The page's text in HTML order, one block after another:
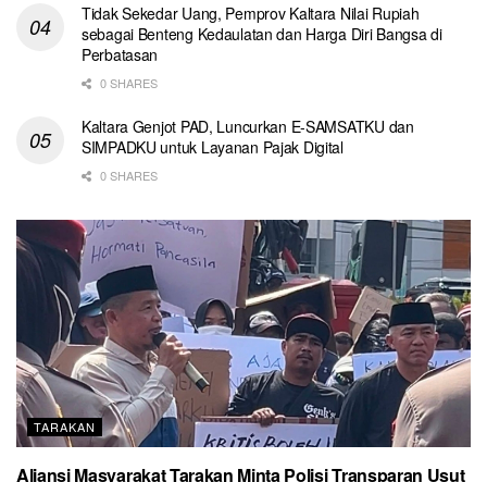
Tidak Sekedar Uang, Pemprov Kaltara Nilai Rupiah
sebagai Benteng Kedaulatan dan Harga Diri Bangsa di
Perbatasan
0 SHARES
Kaltara Genjot PAD, Luncurkan E-SAMSATKU dan
SIMPADKU untuk Layanan Pajak Digital
0 SHARES
TARAKAN
Aliansi Masyarakat Tarakan Minta Polisi Transparan Usut